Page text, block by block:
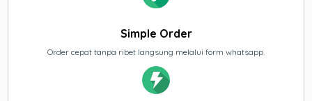
Simple Order
Order cepat tanpa ribet langsung melalui form whatsapp.